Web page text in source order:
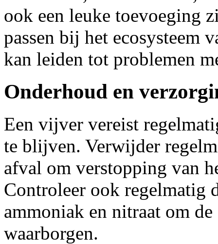
ook een leuke toevoeging
passen bij het
kan leiden tot problemen
Onderhoud en
Een vijver vereist
te blijven. Verwijder
afval om verstopping van
Controleer ook regelmatig
ammoniak en nitraat om
waarborgen.